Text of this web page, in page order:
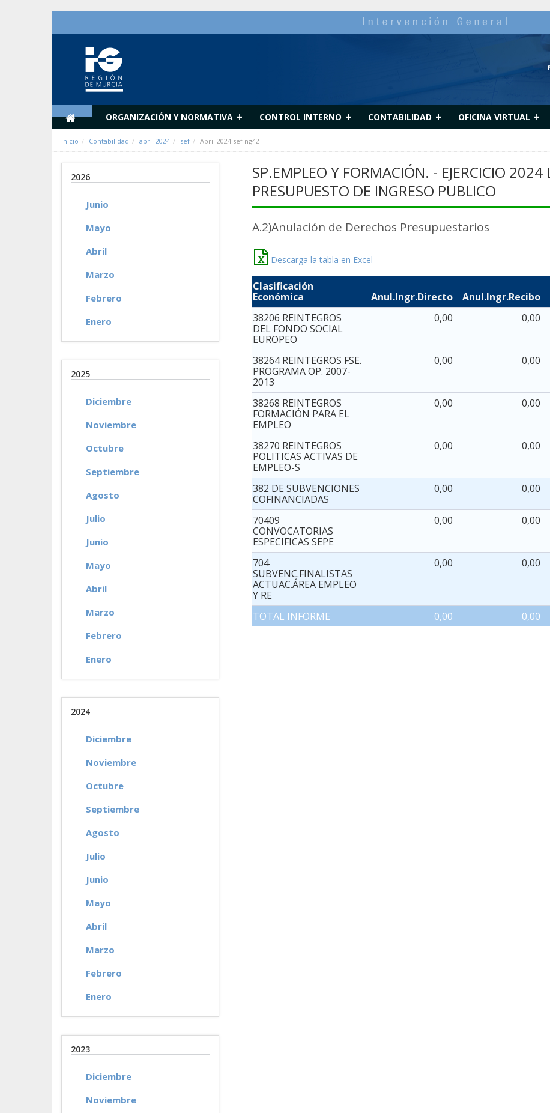
ORGANIZACIÓN Y NORMATIVA + CONTROL INTERNO + CONTABILIDAD + OFICINA VIRTUAL +
Inicio Contabilidad abril 2024 sef Abril 2024 sef ng42
2026
Junio
Mayo
Abril
Marzo
Febrero
Enero
2025
Diciembre
Noviembre
Octubre
Septiembre
Agosto
Julio
Junio
Mayo
Abril
Marzo
Febrero
Enero
2024
Diciembre
Noviembre
Octubre
Septiembre
Agosto
Julio
Junio
Mayo
Abril
Marzo
Febrero
Enero
2023
Diciembre
Noviembre
SP.EMPLEO Y FORMACIÓN. - EJERCICIO
PRESUPUESTO DE INGRESO PUBLICO
A.2)Anulación de Derechos Presupuestarios
Descarga la tabla en Excel
Clasificación
Económica
Anul.Ingr.Directo Anul.Ingr.Recibo
38206 REINTEGROS
DEL FONDO SOCIAL
EUROPEO
0,00 0,00
38264 REINTEGROS FSE.
PROGRAMA OP. 2007-
2013
0,00 0,00
38268 REINTEGROS
FORMACIÓN PARA EL
EMPLEO
0,00 0,00
38270 REINTEGROS
POLITICAS ACTIVAS DE
EMPLEO-S
0,00 0,00
382 DE SUBVENCIONES
COFINANCIADAS
0,00 0,00
70409
CONVOCATORIAS
ESPECIFICAS SEPE
0,00 0,00
704
SUBVENC.FINALISTAS
ACTUAC.ÁREA EMPLEO
Y RE
0,00 0,00
TOTAL INFORME 0,00 0,00